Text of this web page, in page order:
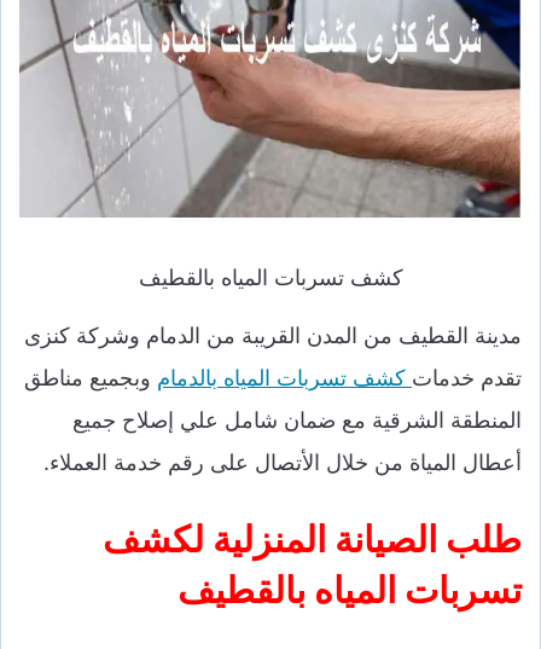
كشف تسربات المياه بالقطيف
مدينة القطيف من المدن القريبة من الدمام وشركة كنزى
تقدم خدمات كشف تسربات المياه بالدمام وبجميع مناطق
المنطقة الشرقية مع ضمان شامل علي إصلاح جميع
أعطال المياة من خلال الأتصال على رقم خدمة العملاء.
طلب الصيانة المنزلية لكشف
تسربات المياه بالقطيف